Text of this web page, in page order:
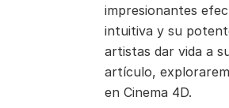
impresionantes
intuitiva y su
artistas dar vida a
artículo,
en Cinema 4D.